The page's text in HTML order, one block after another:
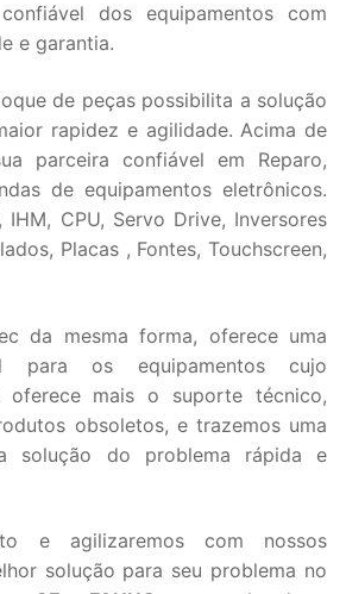
dos equipamentos com
e garantia.
de peças possibilita a solução
rapidez e agilidade. Acima de
parceira confiável em Reparo,
de equipamentos eletrônicos.
IHM, CPU, Servo Drive, Inversores
Placas , Fontes, Touchscreen,
da mesma forma, oferece uma
para os equipamentos cujo
mais o suporte técnico,
obsoletos, e trazemos uma
solução do problema rápida e
e agilizaremos com nossos
solução para seu problema no